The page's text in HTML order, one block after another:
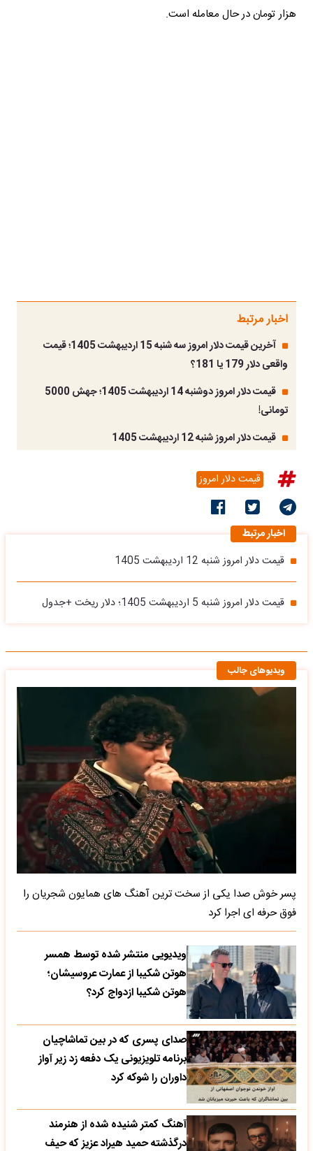
هزار تومان در حال معامله است.
اخبار مرتبط
آخرین قیمت دلار امروز سه شنبه 15 اردیبهشت 1405؛ قیمت
واقعی دلار 179 یا 181؟
قیمت دلار امروز دوشنبه 14 اردیبهشت 1405؛ جهش 5000
تومانی!
قیمت دلار امروز شنبه 12 اردیبهشت 1405
قیمت دلار امروز
اخبار مرتبط
قیمت دلار امروز شنبه 12 اردیبهشت 1405
قیمت دلار امروز شنبه 5 اردیبهشت 1405؛ دلار ریخت +جدول
ویدیوهای جالب
پسر خوش صدا یکی از سخت ترین آهنگ های همایون شجریان را
فوق حرفه ای اجرا کرد
ویدیویی منتشر شده توسط همسر
هوتن شکیبا از عمارت عروسیشان؛
هوتن شکیبا ازدواج کرد؟
صدای پسری که در بین تماشاچیان
برنامه تلویزیونی یک دفعه زد زیر آواز
داوران را شوکه کرد
آهنگ کمتر شنیده شده از هنرمند
درگذشته حمید هیراد عزیز که حیف